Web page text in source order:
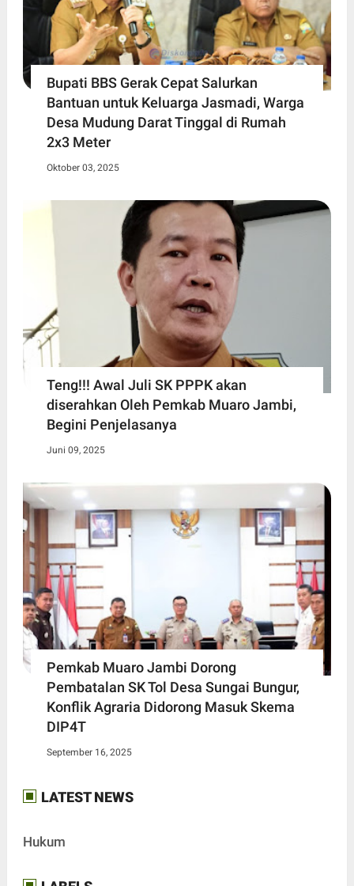
Bupati BBS Gerak Cepat Salurkan
Bantuan untuk Keluarga Jasmadi, Warga
Desa Mudung Darat Tinggal di Rumah
2x3 Meter
Oktober 03, 2025
Teng!!! Awal Juli SK PPPK akan
diserahkan Oleh Pemkab Muaro Jambi,
Begini Penjelasanya
Juni 09, 2025
Pemkab Muaro Jambi Dorong
Pembatalan SK Tol Desa Sungai Bungur,
Konflik Agraria Didorong Masuk Skema
DIP4T
September 16, 2025
LATEST NEWS
Hukum